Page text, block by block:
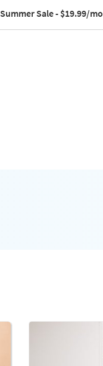
Summer Sale - $19.99/mo